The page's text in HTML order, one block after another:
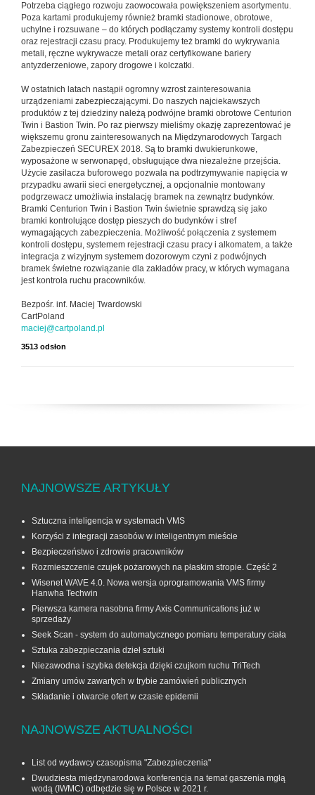
Potrzeba ciągłego rozwoju zaowocowała powiększeniem asortymentu.
Poza kartami produkujemy również bramki stadionowe, obrotowe,
uchylne i rozsuwane – do których podłączamy systemy kontroli dostępu
oraz rejestracji czasu pracy. Produkujemy też bramki do wykrywania
metali, ręczne wykrywacze metali oraz certyfikowane bariery
antyzderzeniowe, zapory drogowe i kolczatki.
W ostatnich latach nastąpił ogromny wzrost zainteresowania
urządzeniami zabezpieczającymi. Do naszych najciekawszych
produktów z tej dziedziny należą podwójne bramki obrotowe Centurion
Twin i Bastion Twin. Po raz pierwszy mieliśmy okazję zaprezentować je
większemu gronu zainteresowanych na Międzynarodowych Targach
Zabezpieczeń SECUREX 2018. Są to bramki dwukierunkowe,
wyposażone w serwonapęd, obsługujące dwa niezależne przejścia.
Użycie zasilacza buforowego pozwala na podtrzymywanie napięcia w
przypadku awarii sieci energetycznej, a opcjonalnie montowany
podgrzewacz umożliwia instalację bramek na zewnątrz budynków.
Bramki Centurion Twin i Bastion Twin świetnie sprawdzą się jako
bramki kontrolujące dostęp pieszych do budynków i stref
wymagających zabezpieczenia. Możliwość połączenia z systemem
kontroli dostępu, systemem rejestracji czasu pracy i alkomatem, a także
integracja z wizyjnym systemem dozorowym czyni z podwójnych
bramek świetne rozwiązanie dla zakładów pracy, w których wymagana
jest kontrola ruchu pracowników.
Bezpośr. inf. Maciej Twardowski
CartPoland
maciej@cartpoland.pl
3513 odsłon
NAJNOWSZE ARTYKUŁY
Sztuczna inteligencja w systemach VMS
Korzyści z integracji zasobów w inteligentnym mieście
Bezpieczeństwo i zdrowie pracowników
Rozmieszczenie czujek pożarowych na płaskim stropie. Część 2
Wisenet WAVE 4.0. Nowa wersja oprogramowania VMS firmy
Hanwha Techwin
Pierwsza kamera nasobna firmy Axis Communications już w
sprzedaży
Seek Scan - system do automatycznego pomiaru temperatury ciała
Sztuka zabezpieczania dzieł sztuki
Niezawodna i szybka detekcja dzięki czujkom ruchu TriTech
Zmiany umów zawartych w trybie zamówień publicznych
Składanie i otwarcie ofert w czasie epidemii
NAJNOWSZE AKTUALNOŚCI
List od wydawcy czasopisma "Zabezpieczenia"
Dwudziesta międzynarodowa konferencja na temat gaszenia mgłą
wodą (IWMC) odbędzie się w Polsce w 2021 r.